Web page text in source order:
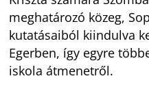
meghatározó közeg,
kutatásaiból kiindulva
Egerben, így egyre
iskola átmenetről.